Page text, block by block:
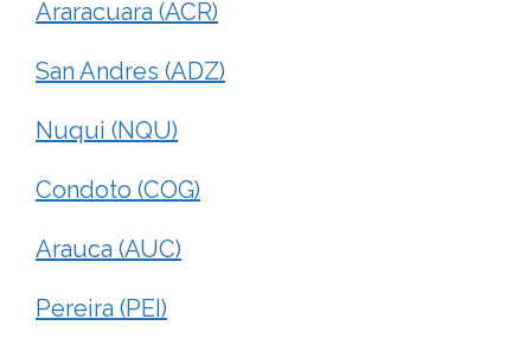
Araracuara (ACR)
San Andres (ADZ)
Nuqui (NQU)
Condoto (COG)
Arauca (AUC)
Pereira (PEI)